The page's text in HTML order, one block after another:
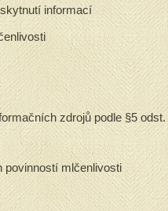
informací
zdrojů podle §5
povinností mlčenlivosti